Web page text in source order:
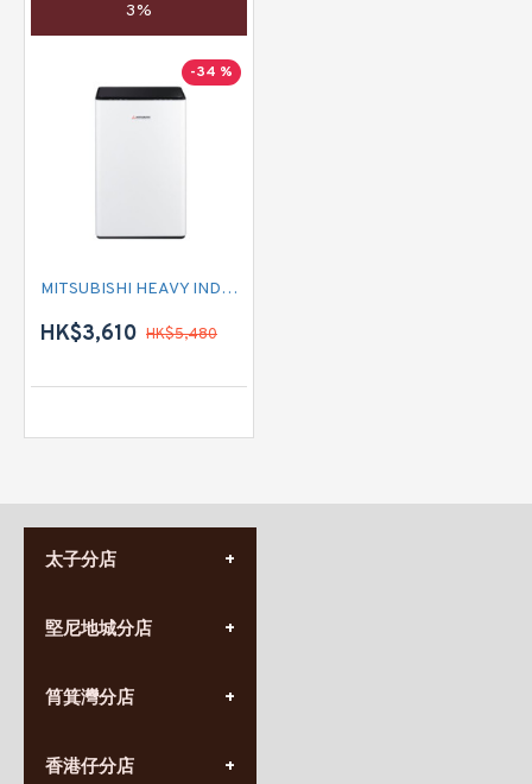
3%
-34 %
MITSUBISHI HEAVY INDUSTRIES 三菱重工 MDC25W-H 空氣淨化抽濕機
HK$3,610 HK$5,480
太子分店
營業時間:
九龍太子太子道西141號
堅尼地城分店
營業時間:
香港堅尼地城卑路乍街
筲箕灣分店
營業時間:
香港仔分店